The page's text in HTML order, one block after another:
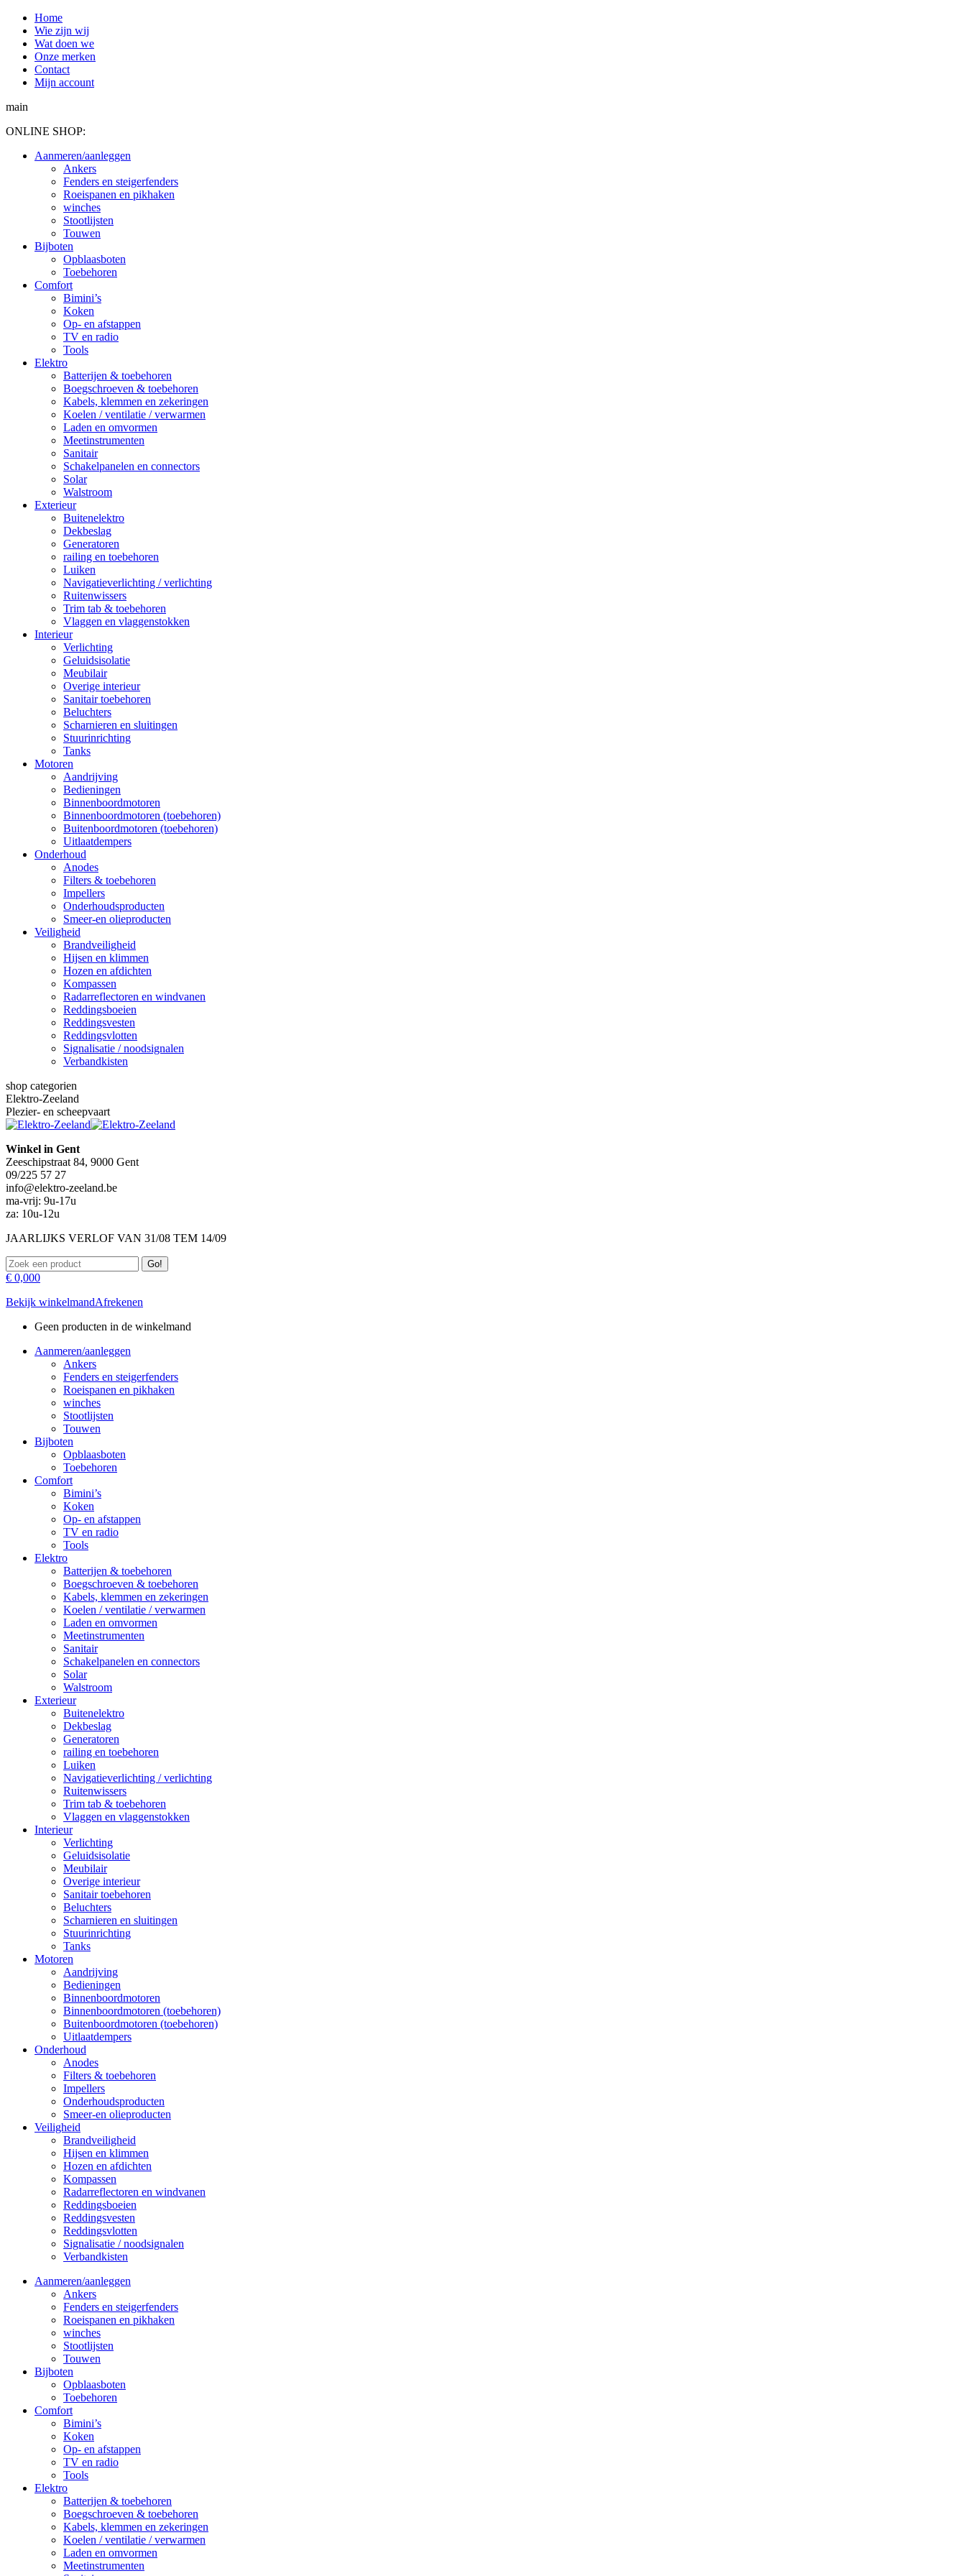
Spring
naar
content
Home
Wie zijn wij
Wat doen we
Onze merken
Contact
Mijn account
main
ONLINE SHOP:
Aanmeren/aanleggen
Ankers
Fenders en steigerfenders
Roeispanen en pikhaken
winches
Stootlijsten
Touwen
Bijboten
Opblaasboten
Toebehoren
Comfort
Bimini’s
Koken
Op- en afstappen
TV en radio
Tools
Elektro
Batterijen & toebehoren
Boegschroeven & toebehoren
Kabels, klemmen en zekeringen
Koelen / ventilatie / verwarmen
Laden en omvormen
Meetinstrumenten
Sanitair
Schakelpanelen en connectors
Solar
Walstroom
Exterieur
Buitenelektro
Dekbeslag
Generatoren
railing en toebehoren
Luiken
Navigatieverlichting / verlichting
Ruitenwissers
Trim tab & toebehoren
Vlaggen en vlaggenstokken
Interieur
Verlichting
Geluidsisolatie
Meubilair
Overige interieur
Sanitair toebehoren
Beluchters
Scharnieren en sluitingen
Stuurinrichting
Tanks
Motoren
Aandrijving
Bedieningen
Binnenboordmotoren
Binnenboordmotoren (toebehoren)
Buitenboordmotoren (toebehoren)
Uitlaatdempers
Onderhoud
Anodes
Filters & toebehoren
Impellers
Onderhoudsproducten
Smeer-en olieproducten
Veiligheid
Brandveiligheid
Hijsen en klimmen
Hozen en afdichten
Kompassen
Radarreflectoren en windvanen
Reddingsboeien
Reddingsvesten
Reddingsvlotten
Signalisatie / noodsignalen
Verbandkisten
shop categorien
Elektro-Zeeland
Plezier- en scheepvaart
Winkel in Gent
Zeeschipstraat 84, 9000 Gent
09/225 57 27
info@elektro-zeeland.be
ma-vrij: 9u-17u
za: 10u-12u
JAARLIJKS VERLOF VAN 31/08 TEM 14/09
Zoeken:
€ 0,000
Bekijk winkelmandAfrekenen
Geen producten in de winkelmand
Aanmeren/aanleggen
Ankers
Fenders en steigerfenders
Roeispanen en pikhaken
winches
Stootlijsten
Touwen
Bijboten
Opblaasboten
Toebehoren
Comfort
Bimini’s
Koken
Op- en afstappen
TV en radio
Tools
Elektro
Batterijen & toebehoren
Boegschroeven & toebehoren
Kabels, klemmen en zekeringen
Koelen / ventilatie / verwarmen
Laden en omvormen
Meetinstrumenten
Sanitair
Schakelpanelen en connectors
Solar
Walstroom
Exterieur
Buitenelektro
Dekbeslag
Generatoren
railing en toebehoren
Luiken
Navigatieverlichting / verlichting
Ruitenwissers
Trim tab & toebehoren
Vlaggen en vlaggenstokken
Interieur
Verlichting
Geluidsisolatie
Meubilair
Overige interieur
Sanitair toebehoren
Beluchters
Scharnieren en sluitingen
Stuurinrichting
Tanks
Motoren
Aandrijving
Bedieningen
Binnenboordmotoren
Binnenboordmotoren (toebehoren)
Buitenboordmotoren (toebehoren)
Uitlaatdempers
Onderhoud
Anodes
Filters & toebehoren
Impellers
Onderhoudsproducten
Smeer-en olieproducten
Veiligheid
Brandveiligheid
Hijsen en klimmen
Hozen en afdichten
Kompassen
Radarreflectoren en windvanen
Reddingsboeien
Reddingsvesten
Reddingsvlotten
Signalisatie / noodsignalen
Verbandkisten
Aanmeren/aanleggen
Ankers
Fenders en steigerfenders
Roeispanen en pikhaken
winches
Stootlijsten
Touwen
Bijboten
Opblaasboten
Toebehoren
Comfort
Bimini’s
Koken
Op- en afstappen
TV en radio
Tools
Elektro
Batterijen & toebehoren
Boegschroeven & toebehoren
Kabels, klemmen en zekeringen
Koelen / ventilatie / verwarmen
Laden en omvormen
Meetinstrumenten